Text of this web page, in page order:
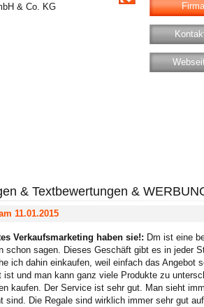
& Co. KG
& Textbewertungen &
11.01.2015
Verkaufsmarketing haben sie!: Dm ist eine
schon sagen. Dieses Geschäft gibt es in jeder
ich dahin einkaufen, weil einfach das Angebot
ist und man kann ganz viele Produkte zu
kaufen. Der Service ist sehr gut. Man sieht
sind. Die Regale sind wirklich immer sehr gut